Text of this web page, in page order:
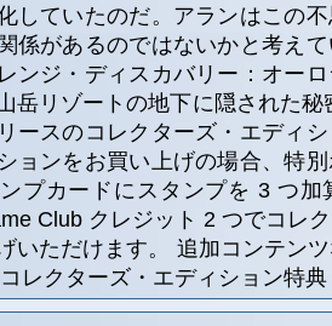
していたのだ。アランはこの
係があるのではないかと考え
ンジ・ディスカバリー：オー
岳リゾートの地下に隠された
ースのコレクターズ・エディ
ョンをお買い上げの場合、特
プカードにスタンプを 3 つ加
Club クレジット 2 つでコレ
いただけます。 追加コンテン
レクターズ・エディション特典